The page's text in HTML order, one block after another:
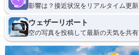
影響は？接近状況をリアルタイム更新
ウェザーリポート
空の写真を投稿して最新の天気を共有